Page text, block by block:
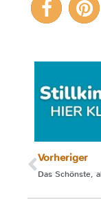
5
Vorheriger